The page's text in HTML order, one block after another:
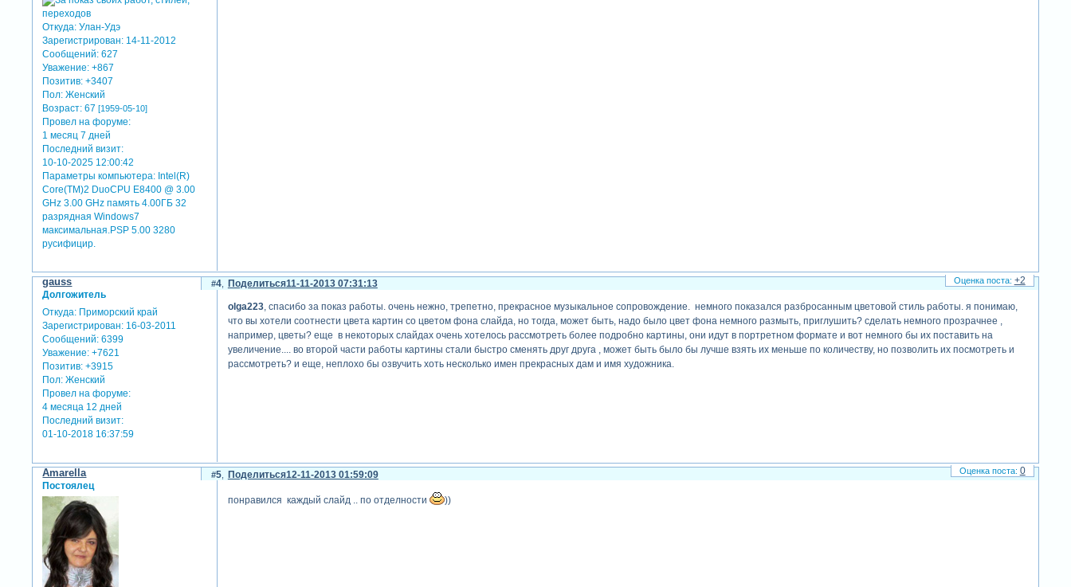
Откуда: Улан-Удэ
Зарегистрирован: 14-11-2012
Сообщений: 627
Уважение: +867
Позитив: +3407
Пол: Женский
Возраст: 67[1959-05-10]
Провел на форуме:
1 месяц 7 дней
Последний визит:
10-10-2025 12:00:42
Параметры компьютера: Intel(R)
Core(TM)2 DuoCPU E8400 @ 3.00
GHz 3.00 GHz память 4.00ГБ 32
разрядная Windows7
максимальная.PSP 5.00 3280
русифицир.
Поделиться
4 11-11-2013 07:31:13
gauss
Долгожитель
Откуда: Приморский край
Зарегистрирован: 16-03-2011
Сообщений: 6399
Уважение: +7621
Позитив: +3915
Пол: Женский
Провел на форуме:
4 месяца 12 дней
Последний визит:
01-10-2018 16:37:59
olga223, спасибо за показ работы. очень нежно, трепетно, прекрасное музыкальное сопровождение. немного показался разбросанным цветовой стиль работы. я понимаю,
что вы хотели соотнести цвета картин со цветом фона слайда, но тогда, может быть, надо было цвет фона немного размыть, приглушить? сделать немного прозрачнее ,
например, цветы? еще в некоторых слайдах очень хотелось рассмотреть более подробно картины, они идут в портретном формате и вот немного бы их поставить на
увеличение.... во второй части работы картины стали быстро сменять друг друга , может быть было бы лучше взять их меньше по количеству, но позволить их посмотреть и
рассмотреть? и еще, неплохо бы озвучить хоть несколько имен прекрасных дам и имя художника.
+2
Поделиться
5 12-11-2013 01:59:09
Amarella
Постоялец
понравился каждый слайд .. по отделности ))
0